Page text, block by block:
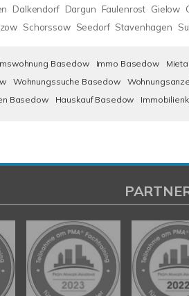
Dalkendorf Dargun Faulenrost Gielow
Schorssow Seedorf Stavenhagen
Basedow Immo Basedow
Wohnungssuche Basedow
Basedow Hauskauf Basedow